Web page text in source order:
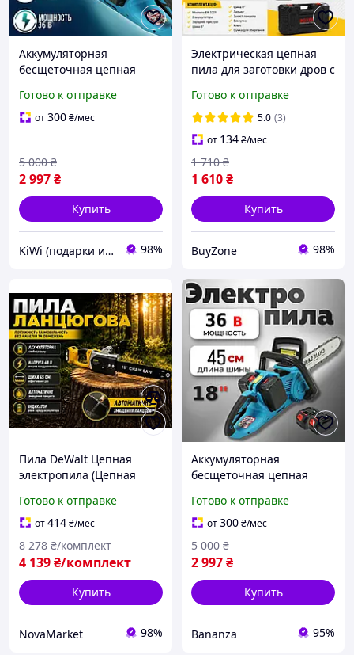
Аккумуляторная
бесщеточная цепная
Мощная электро-пила с 2
акб для распилки дерева
Готово к отправке
от300₴/мес
2 997₴
5 000 ₴
Купить
KiWi (подарки и декор для дома) 98%
Электрическая цепная
пила для заготовки дров с
Ручная садовая
электропила Польша 24V,
электро пила Боксер
Готово к отправке
5.0 (3)
от 134₴/мес
1 610₴
1 710 ₴
Купить
BuyZone 98%
Пила DeWalt Цепная
электропила (Цепная
для дома) Садовая
аккумуляторная пила
(Пилы по дереву) Электро
пила
Готово к отправке
от414₴/мес
4 139₴/комплект
8 278 ₴/комплект
Купить
NovaMarket 98%
Аккумуляторная
бесщеточная цепная
Мощная электро-пила с 2
акб для распилки дерева
Готово к отправке
от300₴/мес
2 997₴
5 000 ₴
Купить
Bananza 95%